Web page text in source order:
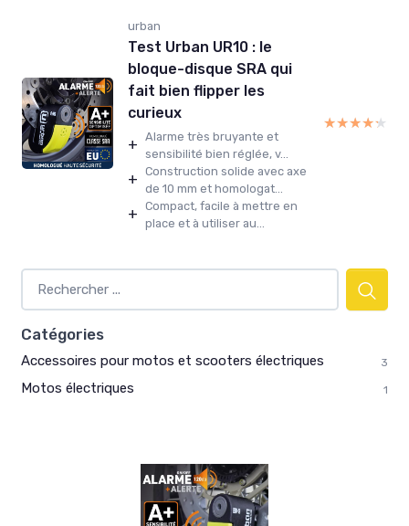
urban
Test Urban UR10 : le
bloque-disque SRA qui
fait bien flipper les
curieux
+ Alarme très bruyante et
sensibilité bien réglée, v...
+ Construction solide avec axe
de 10 mm et homologat...
+ Compact, facile à mettre en
place et à utiliser au...
★★★★★
★★★★★
Catégories
Accessoires pour motos et scooters électriques 3
Motos électriques 1